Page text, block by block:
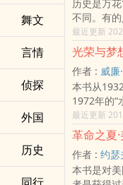
舞文
言情
侦探
外国
历史
后，究竟
的时代？
字、一件
自己的方
是冷冰冰
个个有血
光，去还
历史，带
念，展现真
历史是万
不同。有
看到了杀
有的人看
书上的一
意想不到
因为，在“
一种第三
件。很多
当时的历史
事，这对
度，历史
点和一连
最近更新
光荣与梦
作者 : 威廉
本书从
1972年的“
史。细致
和社会生
分运用新
采访材料
写作手法
最近更新
革命之夏
作者 : 约瑟
本书是对